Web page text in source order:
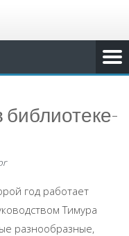
библиотеке-
год работает
Тимура
разнообразные,